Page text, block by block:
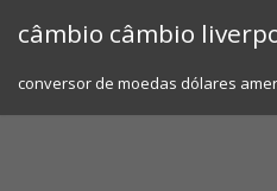
câmbio câmbio
conversor de moedas dólares